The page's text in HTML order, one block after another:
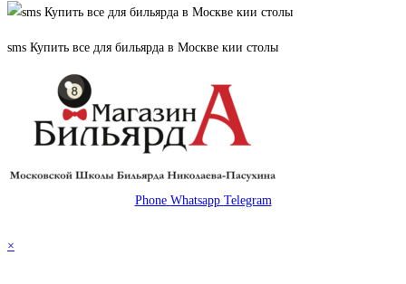
sms Купить все для бильярда в Москве кии столы
Phone Whatsapp Telegram
×